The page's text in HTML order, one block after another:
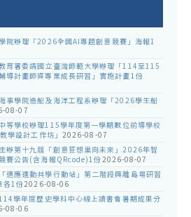
院辦理「2026全國AI專題創意競賽」海報1
育署委請國立臺灣師範大學辦理「114至115
導計畫師資專業成長研習」實施計畫1份
事學院造船及海洋工程系辦理「2026學生船
08-07
等學校辦理115學年度第一學期數位前導學校
學設計工作坊」 2026-08-07
辦第十九屆「創意狂想巢向未來」2026年智
賽公告(含海報QRcode)1份2026-08-07
適應運動共學行動站」第二階段與離島場研習
各1份2026-08-06
學年度歷史學科中心線上讀書會暑期成果分
08-06